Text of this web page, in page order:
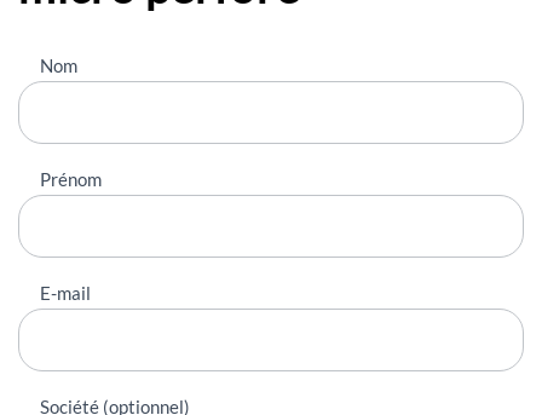
Nous
contacter
Nom
Prénom
E-mail
Société (optionnel)